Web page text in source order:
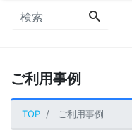
ご利用事例
TOP ご利用事例